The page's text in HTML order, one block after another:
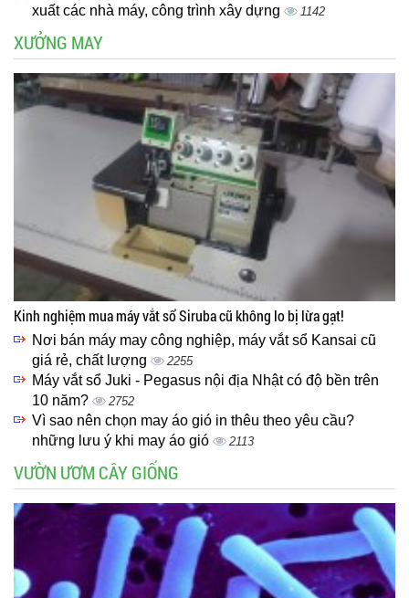
xuất các nhà máy, công trình xây dựng
1142
XƯỞNG MAY
Kinh nghiệm mua máy vắt sổ Siruba cũ không lo bị lừa gạt!
Nơi bán máy may công nghiệp, máy vắt sổ Kansai cũ
giá rẻ, chất lượng
2255
Máy vắt sổ Juki - Pegasus nội địa Nhật có độ bền trên
10 năm?
2752
Vì sao nên chọn may áo gió in thêu theo yêu cầu?
những lưu ý khi may áo gió
2113
VƯỜN ƯƠM CÂY GIỐNG